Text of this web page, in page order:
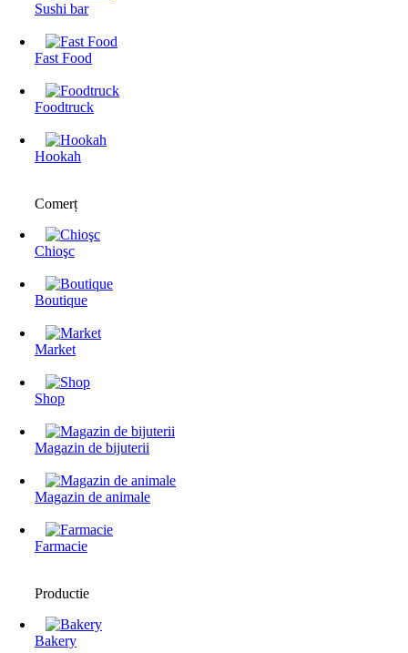
Sushi bar
Fast Food
Foodtruck
Hookah
Comerț
Chioşc
Boutique
Market
Shop
Magazin de bijuterii
Magazin de animale
Farmacie
Productie
Bakery